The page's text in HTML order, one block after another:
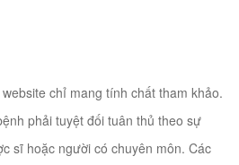
chỉ mang tính chất tham khảo.
phải tuyệt đối tuân thủ theo sự
sĩ hoặc người có chuyên môn. Các